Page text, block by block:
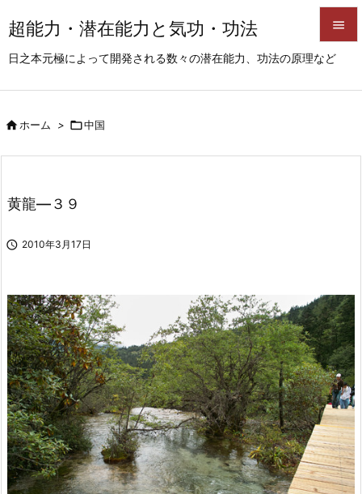
超能力・潜在能力と気功・功法
日之本元極によって開発される数々の潜在能力、功法の原理など


前へ
ホーム > 中国
黄龍―３９
 2010年3月17日